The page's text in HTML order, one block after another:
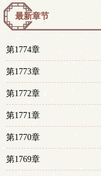
最新章节
第1774章
第1773章
第1772章
第1771章
第1770章
第1769章